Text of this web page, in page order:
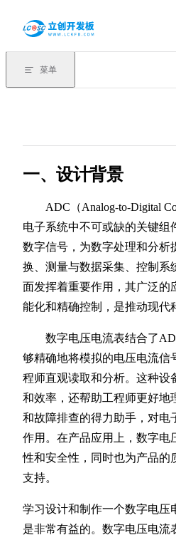
菜单
一、设计背景
ADC（Analog-to-Digital
电子系统中不可或缺的关键
数字信号，为数字处理和分析
换、测量与数据采集、控制系
面发挥着重要作用，其广泛的
能化和精确控制，是推动现代
数字电压电流表结合了
够精确地将模拟的电压电流信
程师直观读取和分析。这种设
和效率，还帮助工程师更好地
和故障排查的得力助手，对电
作用。在产品应用上，数字电
性和安全性，同时也为产品的
支持。
学习设计和制作一个数字电压
是非常有益的。数字电压电